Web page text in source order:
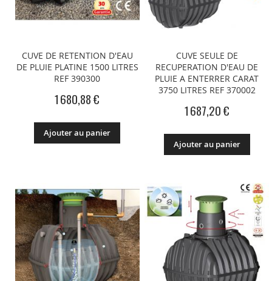
CUVE DE RETENTION D'EAU
DE PLUIE PLATINE 1500 LITRES
REF 390300
1 680,88 €
Ajouter au panier
CUVE SEULE DE
RECUPERATION D'EAU DE
PLUIE A ENTERRER CARAT
3750 LITRES REF 370002
1 687,20 €
Ajouter au panier